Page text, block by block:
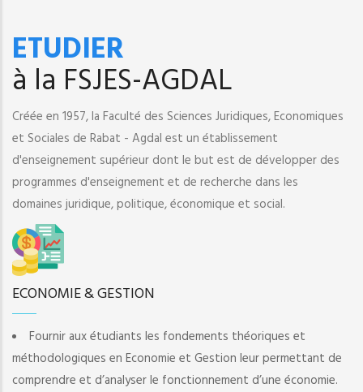
ETUDIER
à la FSJES-AGDAL
Créée en 1957, la Faculté des Sciences Juridiques, Economiques
et Sociales de Rabat - Agdal est un établissement
d'enseignement supérieur dont le but est de développer des
programmes d'enseignement et de recherche dans les
domaines juridique, politique, économique et social.
ECONOMIE & GESTION
Fournir aux étudiants les fondements théoriques et
méthodologiques en Economie et Gestion leur permettant de
comprendre et d’analyser le fonctionnement d’une économie.